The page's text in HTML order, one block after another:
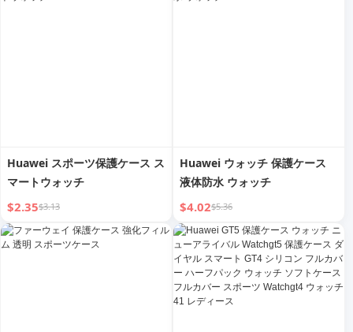
Huawei スポーツ保護ケース ス
マートウォッチ
$2.35$3.13
Huawei ウォッチ 保護ケース
液体防水 ウォッチ
$4.02$5.36